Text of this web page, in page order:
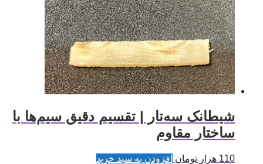
شیطانک سه‌تار | تقسیم دقیق سیم‌ها با
ساختار مقاوم
110 هزار تومان افزودن به سبد خرید